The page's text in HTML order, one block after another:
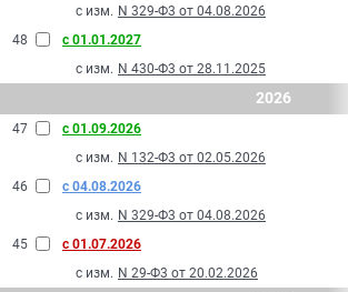
с изм. N 329-Ф3 от 04.08.2026
48
с 01.01.2027
с изм. N 430-Ф3 от 28.11.2025
2026
47
с 01.09.2026
с изм. N 132-Ф3 от 02.05.2026
46
с 04.08.2026
с изм. N 329-Ф3 от 04.08.2026
45
с 01.07.2026
с изм. N 29-Ф3 от 20.02.2026